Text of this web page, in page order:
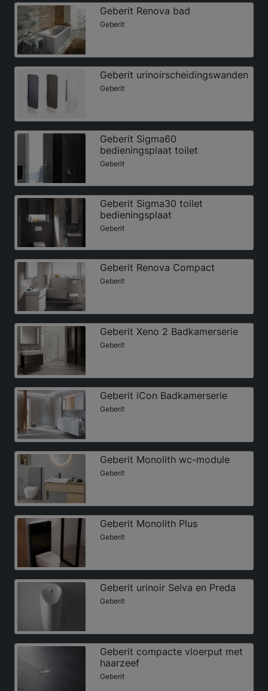
Geberit Renova bad
Geberit
Geberit urinoirscheidingswanden
Geberit
Geberit Sigma60
bedieningsplaat toilet
Geberit
Geberit Sigma30 toilet
bedieningsplaat
Geberit
Geberit Renova Compact
Geberit
Geberit Xeno 2 Badkamerserie
Geberit
Geberit iCon Badkamerserie
Geberit
Geberit Monolith wc-module
Geberit
Geberit Monolith Plus
Geberit
Geberit urinoir Selva en Preda
Geberit
Geberit compacte vloerput met
haarzeef
Geberit